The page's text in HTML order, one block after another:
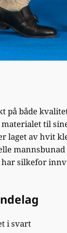
på både
til
laget av hvit
har silkefor
i svart